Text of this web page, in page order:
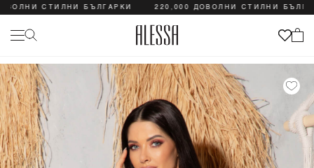
СТИЛНИ БЪЛГАРКИ 220,000 ДОВОЛНИ СТИЛНИ БЪЛГАРКИ